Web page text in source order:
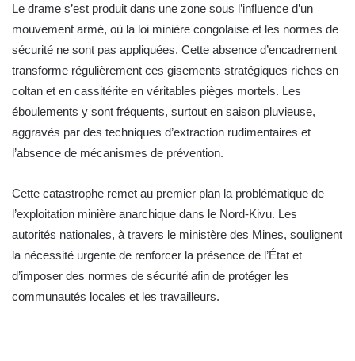
Le drame s’est produit dans une zone sous l’influence d’un
mouvement armé, où la loi minière congolaise et les normes de
sécurité ne sont pas appliquées. Cette absence d’encadrement
transforme régulièrement ces gisements stratégiques riches en
coltan et en cassitérite en véritables pièges mortels. Les
éboulements y sont fréquents, surtout en saison pluvieuse,
aggravés par des techniques d’extraction rudimentaires et
l’absence de mécanismes de prévention.
Cette catastrophe remet au premier plan la problématique de
l’exploitation minière anarchique dans le Nord-Kivu. Les
autorités nationales, à travers le ministère des Mines, soulignent
la nécessité urgente de renforcer la présence de l’État et
d’imposer des normes de sécurité afin de protéger les
communautés locales et les travailleurs.